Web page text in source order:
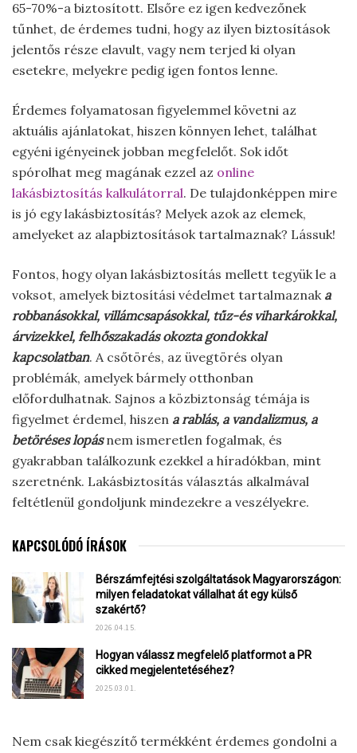
65-70%-a biztosított. Elsőre ez igen kedvezőnek
tűnhet, de érdemes tudni, hogy az ilyen biztosítások
jelentős része elavult, vagy nem terjed ki olyan
esetekre, melyekre pedig igen fontos lenne.
Érdemes folyamatosan figyelemmel követni az
aktuális ajánlatokat, hiszen könnyen lehet, találhat
egyéni igényeinek jobban megfelelőt. Sok időt
spórolhat meg magának ezzel az online
lakásbiztosítás kalkulátorral. De tulajdonképpen mire
is jó egy lakásbiztosítás? Melyek azok az elemek,
amelyeket az alapbiztosítások tartalmaznak? Lássuk!
Fontos, hogy olyan lakásbiztosítás mellett tegyük le a
voksot, amelyek biztosítási védelmet tartalmaznak a
robbanásokkal, villámcsapásokkal, tűz-és viharkárokkal,
árvizekkel, felhőszakadás okozta gondokkal
kapcsolatban. A csőtörés, az üvegtörés olyan
problémák, amelyek bármely otthonban
előfordulhatnak. Sajnos a közbiztonság témája is
figyelmet érdemel, hiszen a rablás, a vandalizmus, a
betöréses lopásnem ismeretlen fogalmak, és
gyakrabban találkozunk ezekkel a híradókban, mint
szeretnénk. Lakásbiztosítás választás alkalmával
feltétlenül gondoljunk mindezekre a veszélyekre.
KAPCSOLÓDÓ ÍRÁSOK
Bérszámfejtési szolgáltatások Magyarországon:
milyen feladatokat vállalhat át egy külső
szakértő?
2026.04.15.
Hogyan válassz megfelelő platformot a PR
cikked megjelentetéséhez?
2025.03.01.
Nem csak kiegészítő termékként érdemes gondolni a